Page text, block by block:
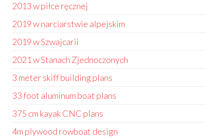
2013 w piłce ręcznej
2019 w narciarstwie alpejskim
2019 w Szwajcarii
2021 w Stanach Zjednoczonych
3 meter skiff building plans
33 foot aluminum boat plans
375 cm kayak CNC plans
4m plywood rowboat design